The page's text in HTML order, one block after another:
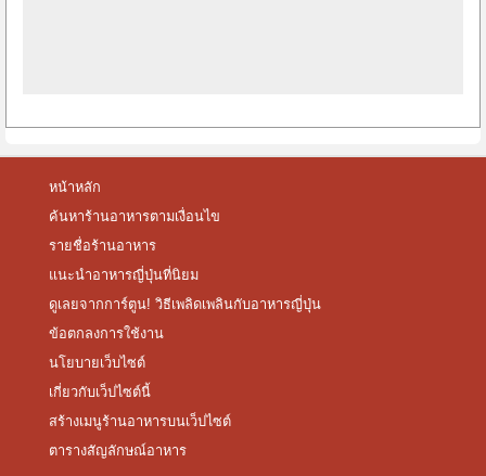
หน้าหลัก
ค้นหาร้านอาหารตามเงื่อนไข
รายชื่อร้านอาหาร
แนะนำอาหารญี่ปุ่นที่นิยม
ดูเลยจากการ์ตูน! วิธีเพลิดเพลินกับอาหารญี่ปุ่น
ข้อตกลงการใช้งาน
นโยบายเว็บไซต์
เกี่ยวกับเว็ปไซต์นี้
สร้างเมนูร้านอาหารบนเว็ปไซต์
ตารางสัญลักษณ์อาหาร